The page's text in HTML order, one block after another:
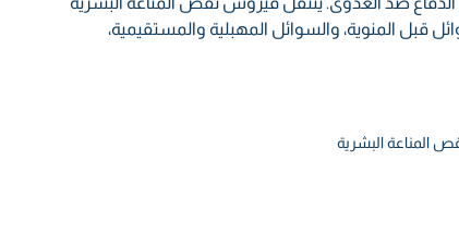
قبل المنوية، والسوائل المهبلية والمستقيمية،
المناعة البشرية